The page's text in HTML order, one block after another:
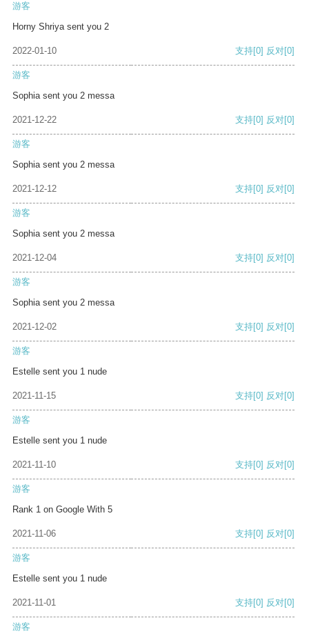
游客
Horny Shriya sent you 2
2022-01-10 支持[0] 反对[0]
游客
Sophia sent you 2 messa
2021-12-22 支持[0] 反对[0]
游客
Sophia sent you 2 messa
2021-12-12 支持[0] 反对[0]
游客
Sophia sent you 2 messa
2021-12-04 支持[0] 反对[0]
游客
Sophia sent you 2 messa
2021-12-02 支持[0] 反对[0]
游客
Estelle sent you 1 nude
2021-11-15 支持[0] 反对[0]
游客
Estelle sent you 1 nude
2021-11-10 支持[0] 反对[0]
游客
Rank 1 on Google With 5
2021-11-06 支持[0] 反对[0]
游客
Estelle sent you 1 nude
2021-11-01 支持[0] 反对[0]
游客